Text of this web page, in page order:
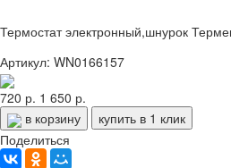
Термостат электронный,шнурок
Артикул: WN0166157
720 р. 1 650 р.
в корзину
купить в 1 клик
Поделиться